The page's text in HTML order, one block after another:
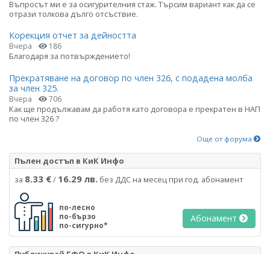
Въпросът ми е за осигурителния стаж. Търсим вариант как да се
отрази толкова дълго отсъствие.
Корекция отчет за дейността
Вчера 186
Благодаря за потвърждението!
Прекратяване на договор по член 326, с подадена молба
за член 325.
Вчера 706
Как ще продължавам да работя като договора е прекратен в НАП
по член 326 ?
Още от форума
Пълен достъп в КиК Инфо
за 8.33 €/ 16.29 лв. без ДДС на месец при год. абонамент
по-лесно
по-бързо
по-сигурно*
Абонамент